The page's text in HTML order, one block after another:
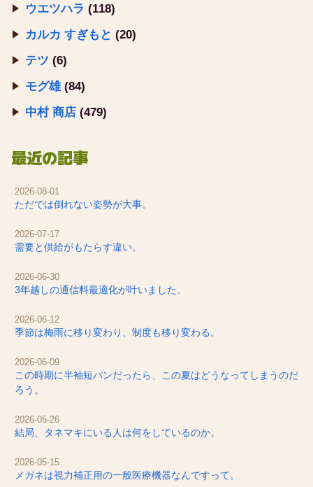
ウエツハラ (118)
カルカ すぎもと (20)
テツ (6)
モグ雄(84)
中村 商店 (479)
最近の記事
2026-08-01
ただでは倒れない姿勢が大事。
2026-07-17
需要と供給がもたらす違い。
2026-06-30
3年越しの通信料最適化が叶いました。
2026-06-12
季節は梅雨に移り変わり、制度も移り変わる。
2026-06-09
この時期に半袖短パンだったら、この夏はどうなってしまうのだ
ろう。
2026-05-26
結局、タネマキにいる人は何をしているのか。
2026-05-15
メガネは視力補正用の一般医療機器なんですって。